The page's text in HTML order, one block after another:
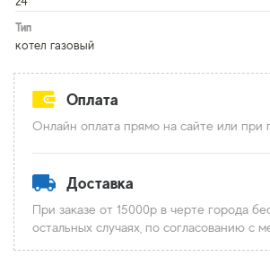
Тип
котел газовый
Оплата
Онлайн оплата прямо на сайте или при
Доставка
При заказе от 15000р в черте города
остальных случаях, по согласованию с